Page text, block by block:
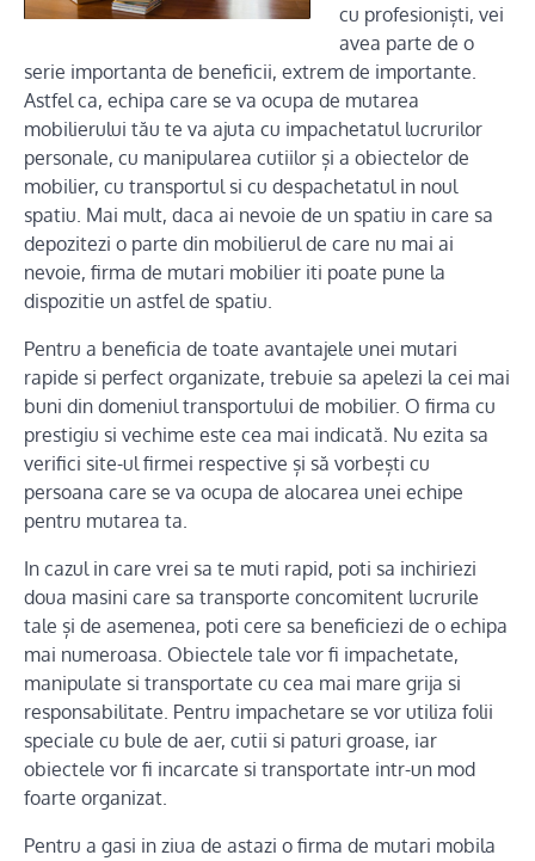
cu profesioniști, vei
avea parte de o
serie importanta de beneficii, extrem de importante.
Astfel ca, echipa care se va ocupa de mutarea
mobilierului tău te va ajuta cu impachetatul lucrurilor
personale, cu manipularea cutiilor și a obiectelor de
mobilier, cu transportul si cu despachetatul in noul
spatiu. Mai mult, daca ai nevoie de un spatiu in care sa
depozitezi o parte din mobilierul de care nu mai ai
nevoie, firma de mutari mobilier iti poate pune la
dispozitie un astfel de spatiu.
Pentru a beneficia de toate avantajele unei mutari
rapide si perfect organizate, trebuie sa apelezi la cei mai
buni din domeniul transportului de mobilier. O firma cu
prestigiu si vechime este cea mai indicată. Nu ezita sa
verifici site-ul firmei respective și să vorbești cu
persoana care se va ocupa de alocarea unei echipe
pentru mutarea ta.
In cazul in care vrei sa te muti rapid, poti sa inchiriezi
doua masini care sa transporte concomitent lucrurile
tale și de asemenea, poti cere sa beneficiezi de o echipa
mai numeroasa. Obiectele tale vor fi impachetate,
manipulate si transportate cu cea mai mare grija si
responsabilitate. Pentru impachetare se vor utiliza folii
speciale cu bule de aer, cutii si paturi groase, iar
obiectele vor fi incarcate si transportate intr-un mod
foarte organizat.
Pentru a gasi in ziua de astazi o firma de mutari mobila